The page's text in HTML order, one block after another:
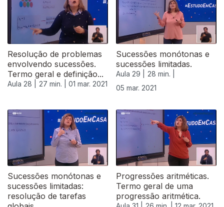
Resolução de problemas
envolvendo sucessões.
Termo geral e definição...
Aula 28 | 27 min. | 01 mar. 2021
Sucessões monótonas e
sucessões limitadas.
Aula 29 |
28 min. |
05 mar. 2021
Sucessões monótonas e
sucessões limitadas:
resolução de tarefas
Progressões aritméticas.
Termo geral de uma
progressão aritmética.